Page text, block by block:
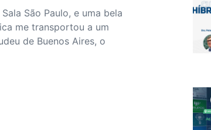
São Paulo, e uma bela
me transportou a um
de Buenos Aires, o